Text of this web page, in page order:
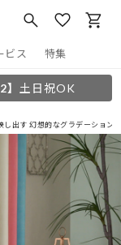
ビス 特集
土日祝OK
出す 幻想的なグラデーション